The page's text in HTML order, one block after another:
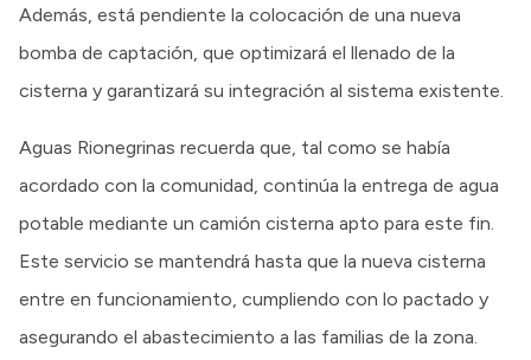
Además, está pendiente la colocación de una nueva
bomba de captación, que optimizará el llenado de la
cisterna y garantizará su integración al sistema existente.
Aguas Rionegrinas recuerda que, tal como se había
acordado con la comunidad, continúa la entrega de agua
potable mediante un camión cisterna apto para este fin.
Este servicio se mantendrá hasta que la nueva cisterna
entre en funcionamiento, cumpliendo con lo pactado y
asegurando el abastecimiento a las familias de la zona.